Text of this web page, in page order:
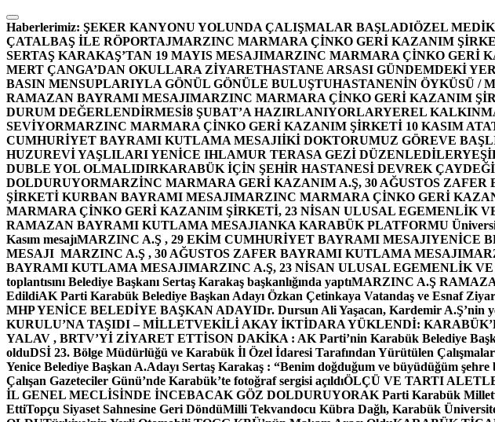
İçeriğe
atla
Haberlerimiz: ŞEKER KANYONU YOLUNDA ÇALIŞMALAR BAŞLADIÖZEL
ÇATALBAŞ İLE RÖPORTAJMARZINC MARMARA ÇİNKO GERİ KAZANIM
SERTAŞ KARAKAŞ’TAN 19 MAYIS MESAJIMARZINC MARMARA ÇİNKO GERİ
MERT ÇANGA’DAN OKULLARA ZİYARETHASTANE ARSASI GÜNDEMDEKİ
BASIN MENSUPLARIYLA GÖNÜL GÖNÜLE BULUŞTUHASTANENİN ÖYKÜSÜ /
RAMAZAN BAYRAMI MESAJIMARZINC MARMARA ÇİNKO GERİ KAZANIM
DURUM DEĞERLENDİRMESİ8 ŞUBAT’A HAZIRLANIYORLARYEREL
SEVİYORMARZINC MARMARA ÇİNKO GERİ KAZANIM ŞİRKETİ 10 KASIM
CUMHURİYET BAYRAMI KUTLAMA MESAJIİKİ DOKTORUMUZ GÖREVE
HUZUREVİ YAŞLILARI YENİCE IHLAMUR TERASA GEZİ DÜZENLEDİLER
DUBLE YOL OLMALIDIRKARABÜK İÇİN ŞEHİR HASTANESİ DEVREK
DOLDURUYORMARZİNC MARMARA GERİ KAZANIM A.Ş, 30 AĞUSTOS
ŞİRKETİ KURBAN BAYRAMI MESAJIMARZINC MARMARA ÇİNKO GERİ
MARMARA ÇİNKO GERİ KAZANIM ŞİRKETİ, 23 NİSAN ULUSAL EGEMENLİK
RAMAZAN BAYRAMI KUTLAMA MESAJIANKA KARABÜK PLATFORMU
Kasım mesajıMARZINC A.Ş , 29 EKİM CUMHURİYET BAYRAMI MESAJIYENİCE
MESAJI MARZINC A.Ş , 30 AĞUSTOS ZAFER BAYRAMI KUTLAMA MESAJI
BAYRAMI KUTLAMA MESAJIMARZINC A.Ş, 23 NİSAN ULUSAL EGEMENLİK
toplantısını Belediye Başkanı Sertaş Karakaş başkanlığında yaptıMARZINC A.Ş
EdildiAK Parti Karabük Belediye Başkan Adayı Özkan Çetinkaya Vatandaş ve Esnaf
MHP YENİCE BELEDİYE BAŞKAN ADAYIDr. Dursun Ali Yaşacan, Kardemir A.Ş’nin
KURULU’NA TAŞIDI – MİLLETVEKİLİ AKAY İKTİDARA YÜKLENDİ:
YALAV , BRTV’Yİ ZİYARET ETTİSON DAKİKA : AK Parti’nin Karabük Belediye
olduDSİ 23. Bölge Müdürlüğü ve Karabük İl Özel İdaresi Tarafından Yürütülen Çalışmalar
Yenice Belediye Başkan A.Adayı Sertaş Karakaş : “Benim doğduğum ve büyüdüğüm
Çalışan Gazeteciler Günü’nde Karabük’te fotoğraf sergisi açıldıÖLÇÜ VE TARTI
İL GENEL MECLİSİNDE İNCEBACAK GÖZ DOLDURUYORAK Parti Karabük
EttiTopçu Siyaset Sahnesine Geri DöndüMilli Tekvandocu Kübra Dağlı, Karabük